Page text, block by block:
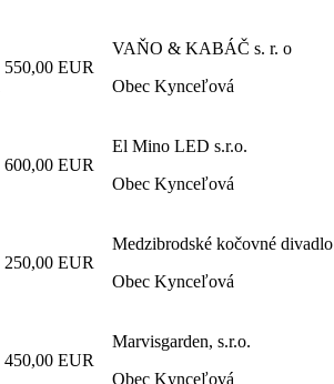
550,00 EUR
VAŇO & KABÁČ s. r. o
Obec Kynceľová
600,00 EUR
El Mino LED s.r.o.
Obec Kynceľová
250,00 EUR
Medzibrodské kočovné divadlo
Obec Kynceľová
450,00 EUR
Marvisgarden, s.r.o.
Obec Kynceľová